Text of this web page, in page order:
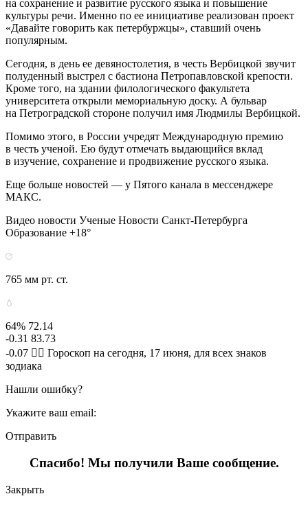
на сохранение и развитие русского языка и повышение
культуры речи. Именно по ее инициативе реализован проект
«Давайте говорить как петербуржцы», ставший очень
популярным.
Сегодня, в день ее девяностолетия, в честь Вербицкой звучит
полуденный выстрел с бастиона Петропавловской крепости.
Кроме того, на здании филологического факультета
университета открыли мемориальную доску. А бульвар
на Петроградской стороне получил имя Людмилы Вербицкой.
Помимо этого, в России учредят Международную премию
в честь ученой. Ею будут отмечать выдающийся вклад
в изучение, сохранение и продвижение русского языка.
Еще больше новостей — у Пятого канала в мессенджере
МАКС.
Видео новости Ученые Новости Санкт-Петербурга
Образование +18°
765 мм рт. ст.
64% 72.14
-0.31 83.73
-0.07 🧙‍♀ Гороскоп на сегодня, 17 июня, для всех знаков
зодиака
Нашли ошибку?
Укажите ваш email:
Отправить
Спасибо! Мы получили Ваше сообщение.
Закрыть